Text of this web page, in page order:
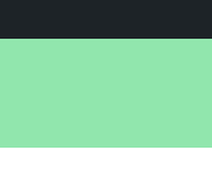
حیات وحش